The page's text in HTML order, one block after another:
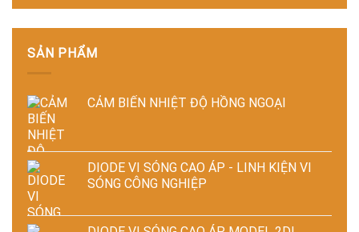
chất
SẢN PHẨM
CẢM BIẾN NHIỆT ĐỘ HỒNG NGOẠI
DIODE VI SÓNG CAO ÁP - LINH KIỆN VI
SÓNG CÔNG NGHIỆP